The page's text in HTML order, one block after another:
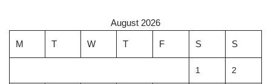
August 2026
M T W T F S S
1 2